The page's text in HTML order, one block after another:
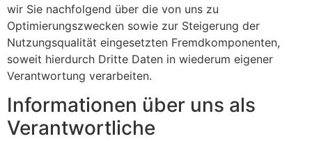
wir Sie nachfolgend über die von uns zu
Optimierungszwecken sowie zur Steigerung der
Nutzungsqualität eingesetzten Fremdkomponenten,
soweit hierdurch Dritte Daten in wiederum eigener
Verantwortung verarbeiten.
Informationen über uns als
Verantwortliche